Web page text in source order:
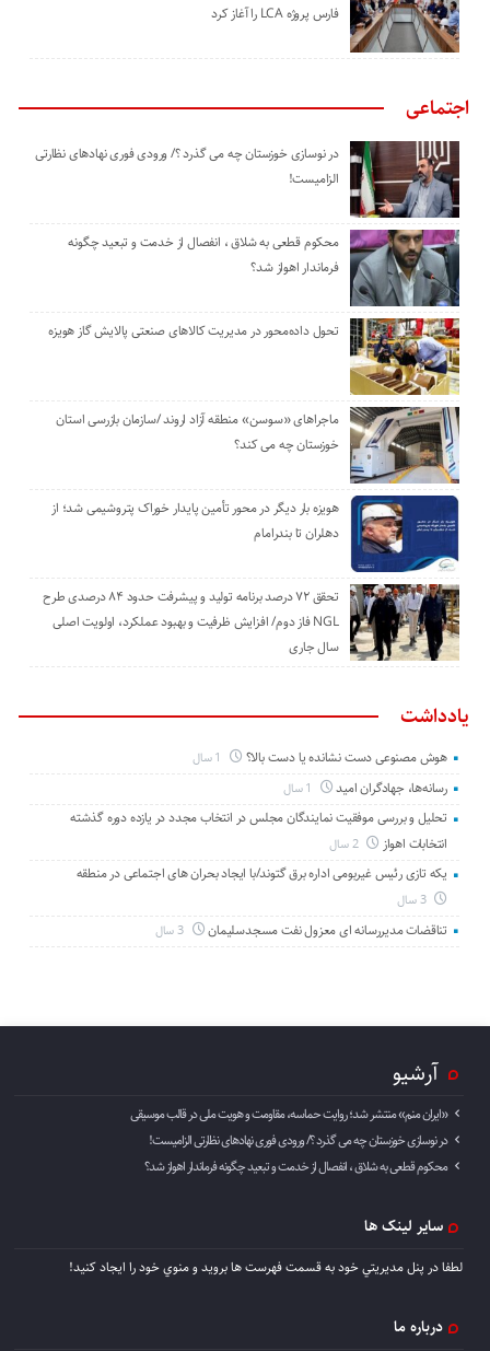
‌فارس پروژه LCA را آغاز کرد
اجتماعی
در نوسازی خوزستان چه می گذرد ؟/ ورودی فوری نهادهای نظارتی
الزامیست!
محکوم قطعی به شلاق ، انفصال از خدمت و تبعید چگونه
فرماندار اهواز شد؟
تحول داده‌محور در مدیریت کالاهای صنعتی پالایش گاز هویزه
ماجراهای «سوسن» منطقه آزاد اروند /سازمان بازرسی استان
خوزستان چه می کند؟
هویزه بار دیگر در محور تأمین پایدار خوراک پتروشیمی شد؛ از
دهلران تا بندرامام
تحقق ۷۲ درصد برنامه تولید و پیشرفت حدود ۸۴ درصدی طرح
NGL فاز دوم/ افزایش ظرفیت و بهبود عملکرد، اولویت اصلی
سال جاری
یادداشت
هوش مصنوعی دست نشانده یا دست بالا؟
رسانه‌ها، جهادگران امید
تحلیل و بررسی موفقیت نمایندگان مجلس در انتخاب مجدد در یازده دوره گذشته
انتخابات اهواز
2 سال
یکه تازی رئیس غیربومی اداره برق گتوند/با ایجاد بحران های اجتماعی در منطقه
3 سال
تناقضات مدیررسانه ای معزول نفت مسجدسلیمان 3 سال
آرشیو
«ایران منم» منتشر شد؛ روایت حماسه، مقاومت و هویت ملی در قالب موسیقی
در نوسازی خوزستان چه می گذرد ؟/ ورودی فوری نهادهای نظارتی الزامیست!
محکوم قطعی به شلاق ، انفصال از خدمت و تبعید چگونه فرماندار اهواز شد؟
سایر لینک ها
لطفا در پنل مديريتي خود به قسمت فهرست ها برويد و منوي خود را ايجاد كنيد!
درباره ما